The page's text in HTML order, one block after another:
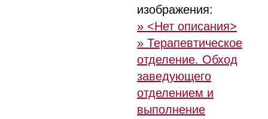
изображения:
» <Нет описания>
» Терапевтическое
отделение. Обход
заведующего
отделением и
выполнение